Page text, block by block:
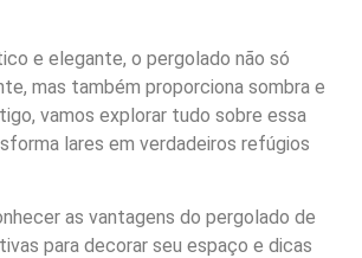
e elegante, o pergolado não só
mas também proporciona sombra e
vamos explorar tudo sobre essa
lares em verdadeiros refúgios
as vantagens do pergolado de
para decorar seu espaço e dicas